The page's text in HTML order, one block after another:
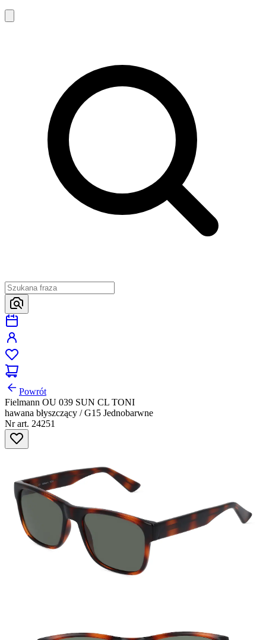
Powrót
Fielmann OU 039 SUN CL TONI
hawana błyszczący / G15 Jednobarwne
Nr art. 24251